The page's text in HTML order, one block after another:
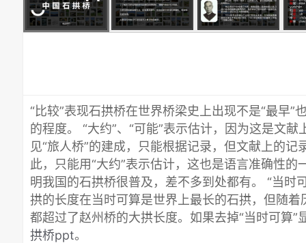
“比较”表现石拱桥在世界桥梁史上出现不是“最早”
的程度。 “大约”、“可能”表示估计，因为这是文
见“旅人桥”的建成，只能根据记录，但文献上的
此，只能用“大约”表示估计，这也是语言准确性的
明我国的石拱桥很普及，差不多到处都有。 “当时
拱的长度在当时可算是世界上最长的石拱，但随
都超过了赵州桥的大拱长度。如果去掉“当时可算”
拱桥ppt。